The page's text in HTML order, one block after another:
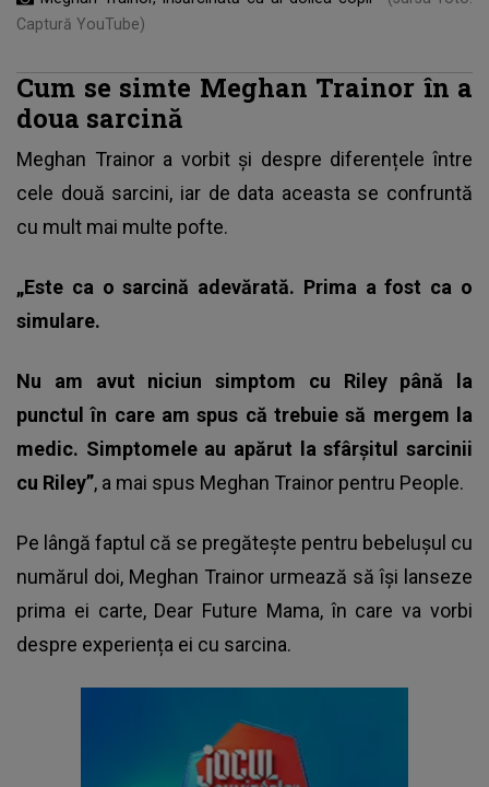
Captură YouTube)
Cum se simte Meghan Trainor în a
doua sarcină
Meghan Trainora vorbit și despre diferențele între
cele două sarcini, iar de data aceasta se confruntă
cu mult mai multe pofte.
„Este ca o sarcină adevărată. Prima a fost ca o
simulare.
Nu am avut niciun simptom cu Riley până la
punctul în care am spus că trebuie să mergem la
medic. Simptomele au apărut la sfârșitul sarcinii
cu Riley”, a mai spus Meghan Trainor pentru People.
Pe lângă faptul că se pregătește pentru bebelușul cu
numărul doi, Meghan Trainor urmează să își lanseze
prima ei carte, Dear Future Mama, în care va vorbi
despre experiența ei cu sarcina.